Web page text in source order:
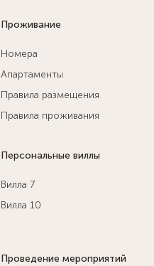
Проживание
Номера
Апартаменты
Правила размещения
Правила проживания
Персональные виллы
Вилла 7
Вилла 10
Проведение мероприятий